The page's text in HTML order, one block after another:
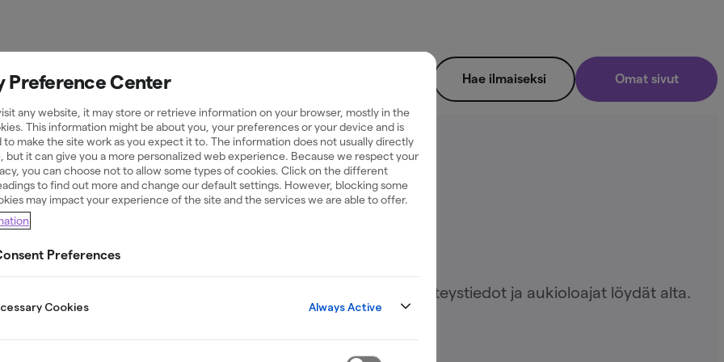
Hae ilmaiseksi Omat sivut
Yhteystiedot
Olemme täällä sinua varten - asiakaspalvelun yhteystiedot ja aukioloajat löydät alta.
Preference Center
any website, it may store or retrieve information on your browser, mostly in the
This information might be about you, your preferences or your device and is
to make the site work as you expect it to. The information does not usually directly
but it can give you a more personalized web experience. Because we respect your
you can choose not to allow some types of cookies. Click on the different
to find out more and change our default settings. However, blocking some
may impact your experience of the site and the services we are able to offer.
Preferences
Cookies Always Active